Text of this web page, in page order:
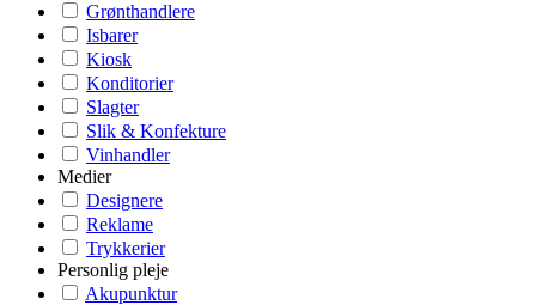
Grønthandlere
Isbarer
Kiosk
Konditorier
Slagter
Slik & Konfekture
Vinhandler
Medier
Designere
Reklame
Trykkerier
Personlig pleje
Akupunktur